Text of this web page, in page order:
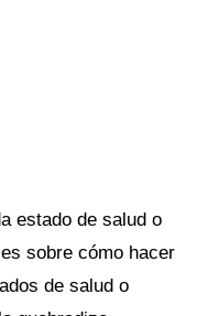
estado de salud o
sobre cómo hacer
de salud o